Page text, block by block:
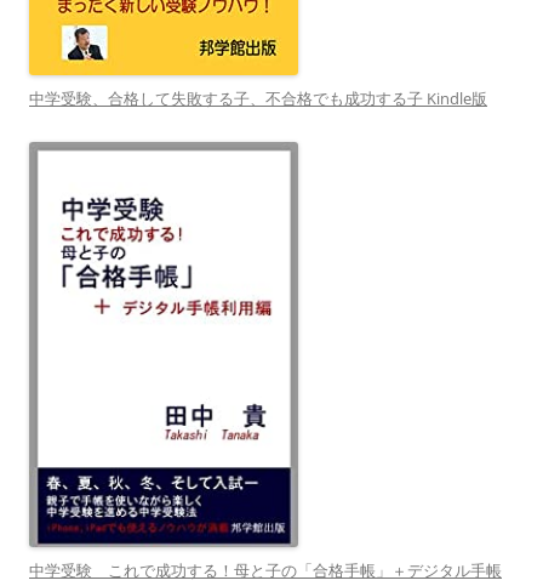
中学受験、合格して失敗する子、不合格でも成功する子 Kindle版
中学受験 これで成功する！母と子の「合格手帳」＋デジタル手帳